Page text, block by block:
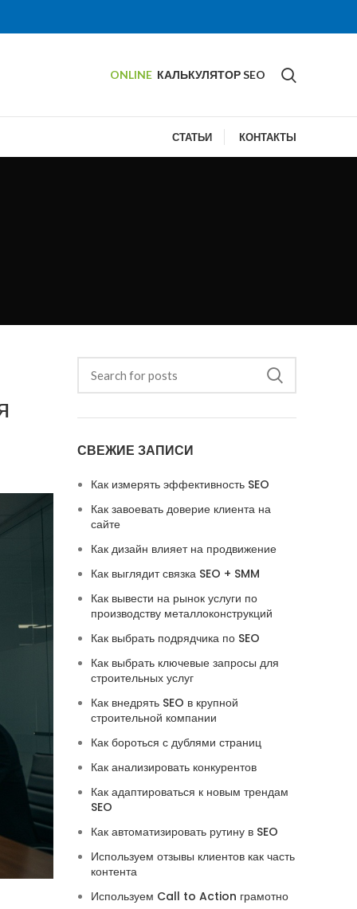
ONLINE КАЛЬКУЛЯТОР SEO
СТАТЬИ КОНТАКТЫ
СВЕЖИЕ ЗАПИСИ
Как измерять эффективность SEO
Как завоевать доверие клиента на
сайте
Как дизайн влияет на продвижение
Как выглядит связка SEO + SMM
Как вывести на рынок услуги по
производству металлоконструкций
Как выбрать подрядчика по SEO
Как выбрать ключевые запросы для
строительных услуг
Как внедрять SEO в крупной
строительной компании
Как бороться с дублями страниц
Как анализировать конкурентов
Как адаптироваться к новым трендам
SEO
Как автоматизировать рутину в SEO
Используем отзывы клиентов как часть
контента
Используем Call to Action грамотно